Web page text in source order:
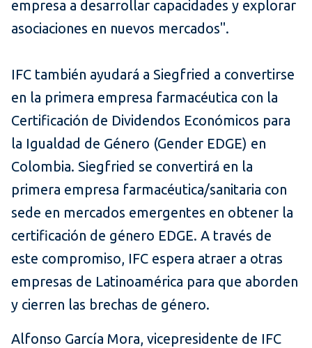
empresa a desarrollar capacidades y explorar
asociaciones en nuevos mercados".
IFC también ayudará a Siegfried a convertirse
en la primera empresa farmacéutica con la
Certificación de Dividendos Económicos para
la Igualdad de Género (Gender EDGE) en
Colombia. Siegfried se convertirá en la
primera empresa farmacéutica/sanitaria con
sede en mercados emergentes en obtener la
certificación de género EDGE. A través de
este compromiso, IFC espera atraer a otras
empresas de Latinoamérica para que aborden
y cierren las brechas de género.
Alfonso García Mora, vicepresidente de IFC